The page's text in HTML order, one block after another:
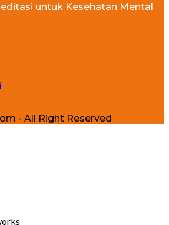
untuk Kesehatan Mental
- All Right Reserved